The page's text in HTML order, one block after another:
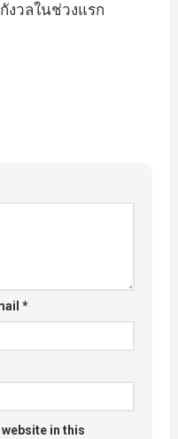
งวลในช่วงแรก
*
in this